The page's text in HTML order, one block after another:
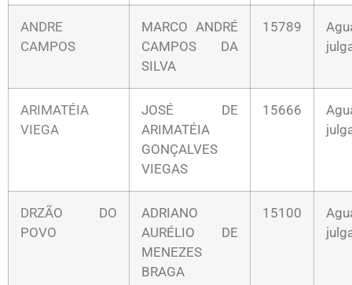
ANDRE
CAMPOS
MARCO ANDRÉ
CAMPOS DA
SILVA
15789
ARIMATÉIA
VIEGA
JOSÉ DE
ARIMATÉIA
GONÇALVES
VIEGAS
15666
DRZÃO DO
POVO
ADRIANO
AURÉLIO DE
MENEZES
BRAGA
15100